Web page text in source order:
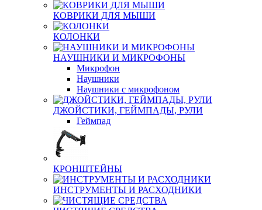
КОВРИКИ ДЛЯ МЫШИ
КОЛОНКИ
НАУШНИКИ И МИКРОФОНЫ
Микрофон
Наушники
Наушники с микрофоном
ДЖОЙСТИКИ, ГЕЙМПАДЫ, РУЛИ
Геймпад
КРОНШТЕЙНЫ
ИНСТРУМЕНТЫ И РАСХОДНИКИ